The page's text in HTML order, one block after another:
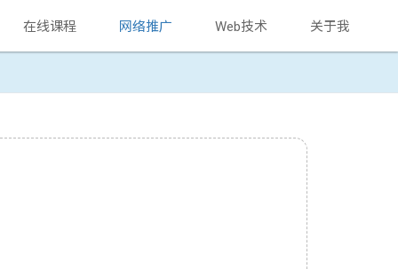
在线课程 网络推广 Web技术 关于我